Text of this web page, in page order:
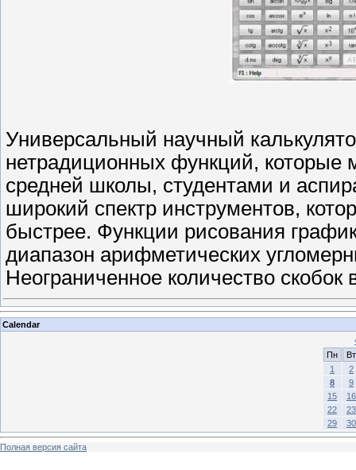
Универсальный научный
нетрадиционных функций, которые
средней школы, студентами и
широкий спектр инструментов,
быстрее. Функции рисования
диапазон арифметических
Неограниченное количество
Calendar
Пн
Вт
1
2
8
9
15
16
22
23
29
30
Полная версия сайта